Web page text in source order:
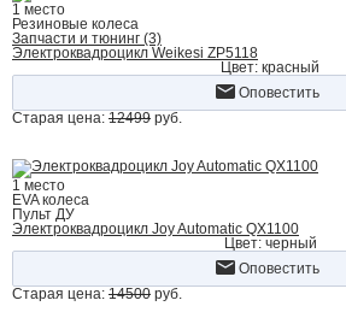
1 место
Резиновые колеса
Запчасти и тюнинг (3)
Электроквадроцикл Weikesi ZP5118
Цвет: красный
Оповестить
Старая цена: 12499 руб.
1 место
EVA колеса
Пульт ДУ
Электроквадроцикл Joy Automatic QX1100
Цвет: черный
Оповестить
Старая цена: 14500 руб.